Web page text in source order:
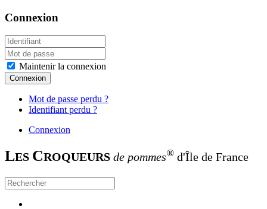
Connexion
Maintenir la connexion
Connexion
Mot de passe perdu ?
Identifiant perdu ?
Connexion
LES CROQUEURS de pommes® d'Île de France